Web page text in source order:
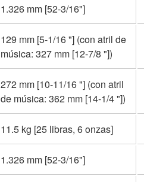
1.326 mm [52-3/16"]
129 mm [5-1/16 "] (con atril de
música: 327 mm [12-7/8 "])
272 mm [10-11/16 "] (con atril
de música: 362 mm [14-1/4 "])
11.5 kg [25 libras, 6 onzas]
1.326 mm [52-3/16"]